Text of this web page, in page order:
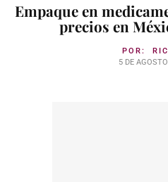
Empaque en
precios en
POR:
5 DE